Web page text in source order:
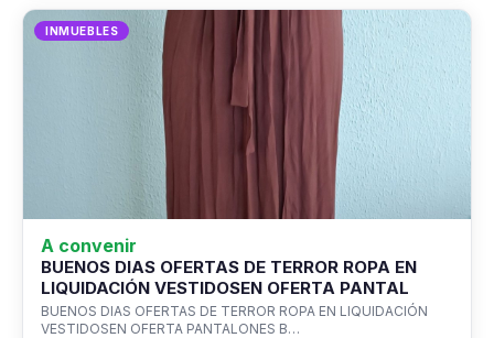
INMUEBLES
A convenir
BUENOS DIAS OFERTAS DE TERROR ROPA EN
LIQUIDACIÓN VESTIDOSEN OFERTA PANTAL
BUENOS DIAS OFERTAS DE TERROR ROPA EN LIQUIDACIÓN
VESTIDOSEN OFERTA PANTALONES B…